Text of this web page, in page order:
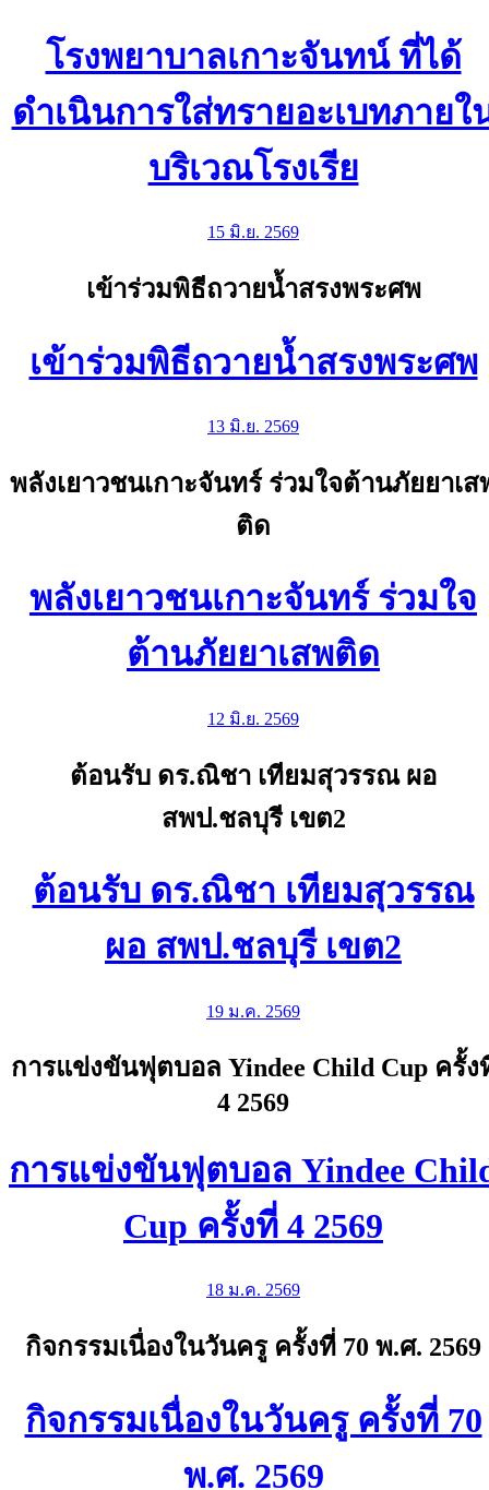
โรงพยาบาลเกาะจันทน์ ที่ได้
ดำเนินการใส่ทรายอะเบทภายใ
บริเวณโรงเรีย
15 มิ.ย. 2569
เข้าร่วมพิธีถวายน้ำสรงพระศพ
เข้าร่วมพิธีถวายน้ำสรงพระศพ
13 มิ.ย. 2569
พลังเยาวชนเกาะจันทร์ ร่วมใจต้านภัยยาเส
ติด
พลังเยาวชนเกาะจันทร์ ร่วมใจ
ต้านภัยยาเสพติด
12 มิ.ย. 2569
ต้อนรับ ดร.ณิชา เทียมสุวรรณ ผอ
สพป.ชลบุรี เขต2
ต้อนรับ ดร.ณิชา เทียมสุวรรณ
ผอ สพป.ชลบุรี เขต2
19 ม.ค. 2569
การแข่งขันฟุตบอล Yindee Child Cup ครั้ง
4 2569
การแข่งขันฟุตบอล Yindee
Cup ครั้งที่ 4 2569
18 ม.ค. 2569
กิจกรรมเนื่องในวันครู ครั้งที่ 70 พ.ศ. 2569
กิจกรรมเนื่องในวันครู ครั้งที่ 70
พ.ศ. 2569